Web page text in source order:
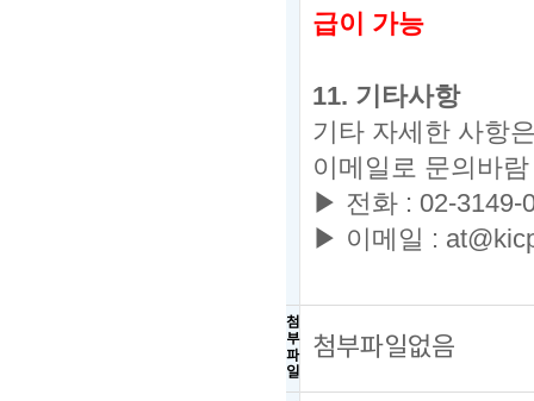
급이 가능
11. 기타사항
기타 자세한 사항
이메일로 문의바람
▶ 전화 : 02-3149-
▶ 이메일 :
첨
부
파
일
첨부파일없음